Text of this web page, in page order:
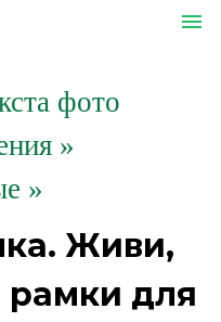
menu
фото
»
»
Живи,
для